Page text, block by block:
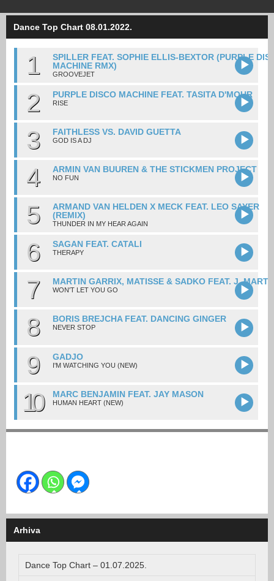
Dance Top Chart 08.01.2022.
1
SPILLER FEAT. SOPHIE ELLIS-BEXTOR (PURPLE
MACHINE RMX)
GROOVEJET
2 PURPLE DISCO MACHINE FEAT. TASITA D'MOUR
RISE
3 FAITHLESS VS. DAVID GUETTA
GOD IS A DJ
4 ARMIN VAN BUUREN & THE STICKMEN PROJECT
NO FUN
5
ARMAND VAN HELDEN X MECK FEAT. LEO SAYER
(REMIX)
THUNDER IN MY HEAR AGAIN
6 SAGAN FEAT. CATALI
THERAPY
7 MARTIN GARRIX, MATISSE & SADKO FEAT. J.
WON'T LET YOU GO
8 BORIS BREJCHA FEAT. DANCING GINGER
NEVER STOP
9 GADJO
I'M WATCHING YOU (NEW)
10 MARC BENJAMIN FEAT. JAY MASON
HUMAN HEART (NEW)
Arhiva
Dance Top Chart – 01.07.2025.